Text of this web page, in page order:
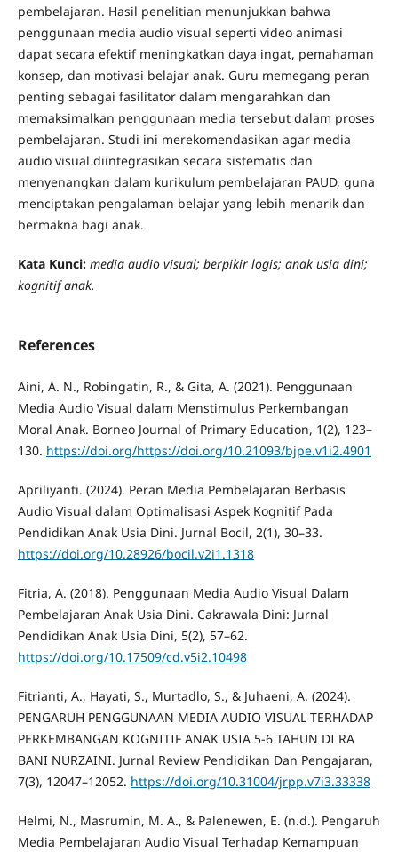
pembelajaran. Hasil penelitian menunjukkan bahwa
penggunaan media audio visual seperti video animasi
dapat secara efektif meningkatkan daya ingat, pemahaman
konsep, dan motivasi belajar anak. Guru memegang peran
penting sebagai fasilitator dalam mengarahkan dan
memaksimalkan penggunaan media tersebut dalam proses
pembelajaran. Studi ini merekomendasikan agar media
audio visual diintegrasikan secara sistematis dan
menyenangkan dalam kurikulum pembelajaran PAUD, guna
menciptakan pengalaman belajar yang lebih menarik dan
bermakna bagi anak.
Kata Kunci: media audio visual; berpikir logis; anak usia dini;
kognitif anak.
References
Aini, A. N., Robingatin, R., & Gita, A. (2021). Penggunaan
Media Audio Visual dalam Menstimulus Perkembangan
Moral Anak. Borneo Journal of Primary Education, 1(2), 123–
130. https://doi.org/https://doi.org/10.21093/bjpe.v1i2.4901
Apriliyanti. (2024). Peran Media Pembelajaran Berbasis
Audio Visual dalam Optimalisasi Aspek Kognitif Pada
Pendidikan Anak Usia Dini. Jurnal Bocil, 2(1), 30–33.
https://doi.org/10.28926/bocil.v2i1.1318
Fitria, A. (2018). Penggunaan Media Audio Visual Dalam
Pembelajaran Anak Usia Dini. Cakrawala Dini: Jurnal
Pendidikan Anak Usia Dini, 5(2), 57–62.
https://doi.org/10.17509/cd.v5i2.10498
Fitrianti, A., Hayati, S., Murtadlo, S., & Juhaeni, A. (2024).
PENGARUH PENGGUNAAN MEDIA AUDIO VISUAL TERHADAP
PERKEMBANGAN KOGNITIF ANAK USIA 5-6 TAHUN DI RA
BANI NURZAINI. Jurnal Review Pendidikan Dan Pengajaran,
7(3), 12047–12052. https://doi.org/10.31004/jrpp.v7i3.33338
Helmi, N., Masrumin, M. A., & Palenewen, E. (n.d.). Pengaruh
Media Pembelajaran Audio Visual Terhadap Kemampuan